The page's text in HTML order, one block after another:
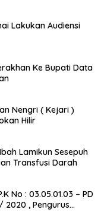
Lakukan Audiensi
Ke Bupati Data
( Kejari )
Hilir
Lamikun Sesepuh
Transfusi Darah
2020 , Pengurus